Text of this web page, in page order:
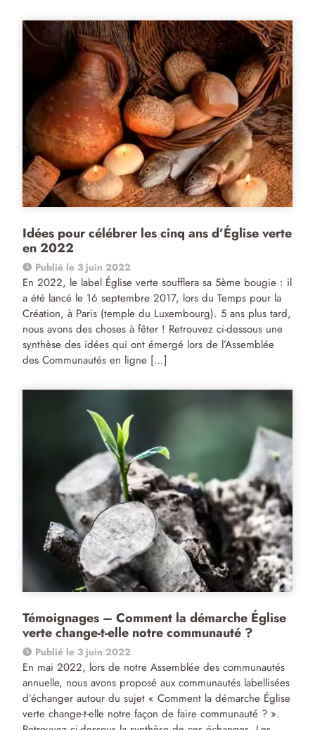
Idées pour célébrer les cinq ans d’Église verte
en 2022
Publié le 3 juin 2022
En 2022, le label Église verte soufflera sa 5ème bougie : il
a été lancé le 16 septembre 2017, lors du Temps pour la
Création, à Paris (temple du Luxembourg). 5 ans plus tard,
nous avons des choses à fêter ! Retrouvez ci-dessous une
synthèse des idées qui ont émergé lors de l’Assemblée
des Communautés en ligne […]
Témoignages – Comment la démarche Église
verte change-t-elle notre communauté ?
Publié le 3 juin 2022
En mai 2022, lors de notre Assemblée des communautés
annuelle, nous avons proposé aux communautés labellisées
d’échanger autour du sujet « Comment la démarche Église
verte change-t-elle notre façon de faire communauté ? ».